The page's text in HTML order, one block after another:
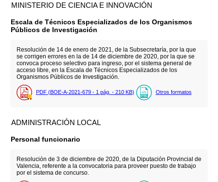
MINISTERIO DE CIENCIA E INNOVACIÓN
Escala de Técnicos Especializados de los Organismos
Públicos de Investigación
Resolución de 14 de enero de 2021, de la Subsecretaría, por la que
se corrigen errores en la de 14 de diciembre de 2020, por la que se
convoca proceso selectivo para ingreso, por el sistema general de
acceso libre, en la Escala de Técnicos Especializados de los
Organismos Públicos de Investigación.
PDF (BOE-A-2021-679 - 1 pág. - 210 KB) Otros formatos
ADMINISTRACIÓN LOCAL
Personal funcionario
Resolución de 3 de diciembre de 2020, de la Diputación Provincial de
Valencia, referente a la convocatoria para proveer puesto de trabajo
por el sistema de concurso.